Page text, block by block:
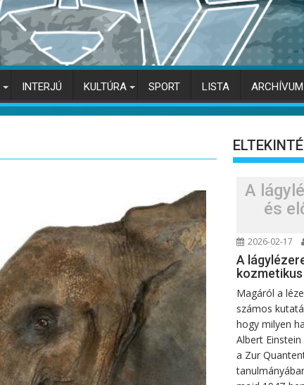
INTERJÚ KULTÚRA SPORT LISTA ARCHÍVUM
A
és
2026-02-17
A
Magáról a
számos
hogy milyen
Albert
a Zur